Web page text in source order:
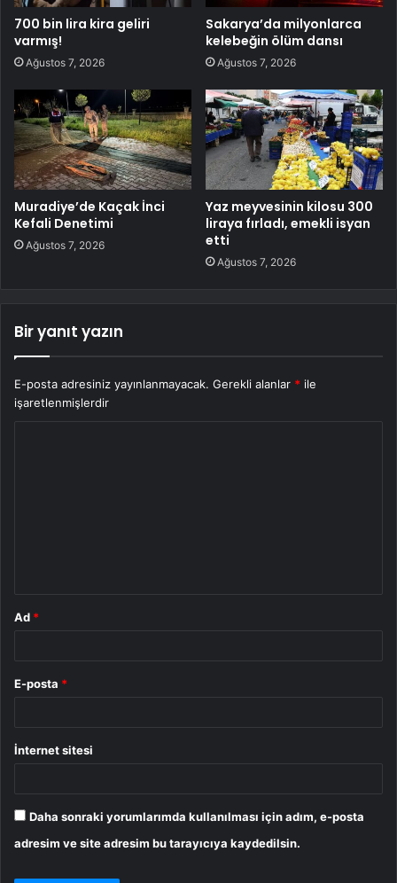
700 bin lira kira geliri
varmış!
Ağustos 7, 2026
Sakarya’da milyonlarca
kelebeğin ölüm dansı
Ağustos 7, 2026
Muradiye’de Kaçak İnci
Kefali Denetimi
Ağustos 7, 2026
Yaz meyvesinin kilosu 300
liraya fırladı, emekli isyan
etti
Ağustos 7, 2026
Bir yanıt yazın
E-posta adresiniz yayınlanmayacak. Gerekli alanlar * ile
işaretlenmişlerdir
Ad *
E-posta *
İnternet sitesi
Daha sonraki yorumlarımda kullanılması için adım, e-posta
adresim ve site adresim bu tarayıcıya kaydedilsin.